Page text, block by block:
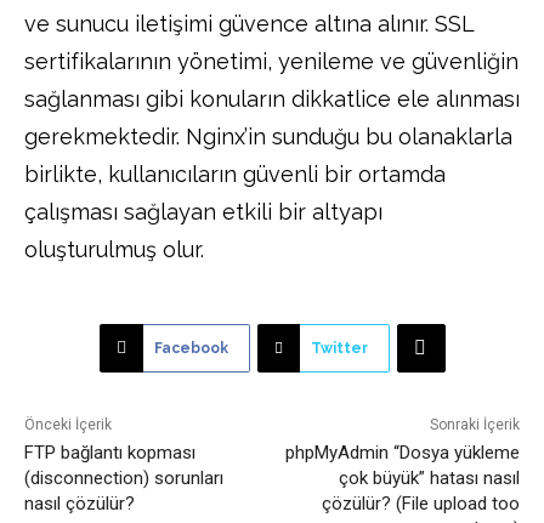
ve sunucu iletişimi güvence altına alınır. SSL
sertifikalarının yönetimi, yenileme ve güvenliğin
sağlanması gibi konuların dikkatlice ele alınması
gerekmektedir. Nginx’in sunduğu bu olanaklarla
birlikte, kullanıcıların güvenli bir ortamda
çalışması sağlayan etkili bir altyapı
oluşturulmuş olur.
Facebook Twitter
Önceki İçerik
FTP bağlantı kopması
(disconnection) sorunları
nasıl çözülür?
Sonraki İçerik
phpMyAdmin “Dosya yükleme
çok büyük” hatası nasıl
çözülür? (File upload too